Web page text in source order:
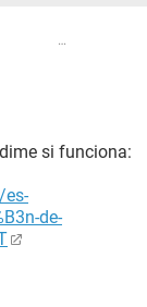
si funciona:
de-